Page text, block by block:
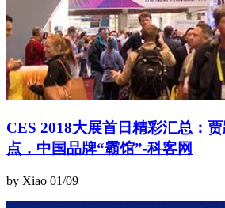
CES 2018大展首日精彩汇总：
点，中国品牌“霸馆”-科客网
by Xiao 01/09